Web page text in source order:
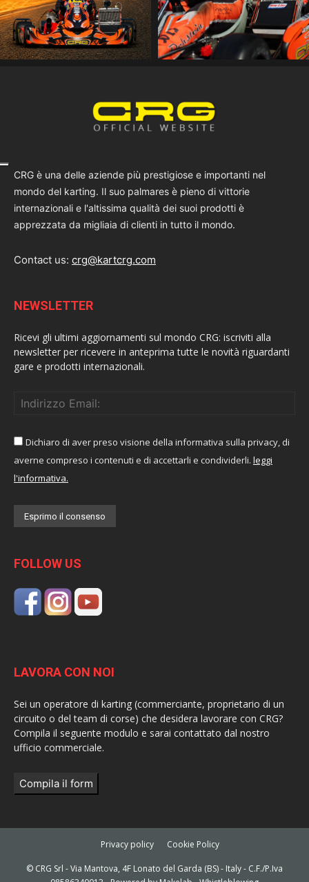
CRG è una delle aziende più prestigiose e importanti nel
mondo del karting. Il suo palmares è pieno di vittorie
internazionali e l'altissima qualità dei suoi prodotti è
apprezzata da migliaia di clienti in tutto il mondo.
Contact us: crg@kartcrg.com
NEWSLETTER
Ricevi gli ultimi aggiornamenti sul mondo CRG: iscriviti alla
newsletter per ricevere in anteprima tutte le novità riguardanti
gare e prodotti internazionali.
Dichiaro di aver preso visione della informativa sulla privacy, di
averne compreso i contenuti e di accettarli e condividerli. leggi
l'informativa.
FOLLOW US
LAVORA CON NOI
Sei un operatore di karting (commerciante, proprietario di un
circuito o del team di corse) che desidera lavorare con CRG?
Compila il seguente modulo e sarai contattato dal nostro
ufficio commerciale.
Compila il form
Privacy policy Cookie Policy
© CRG Srl - Via Mantova, 4F Lonato del Garda (BS) - Italy - C.F./P.Iva